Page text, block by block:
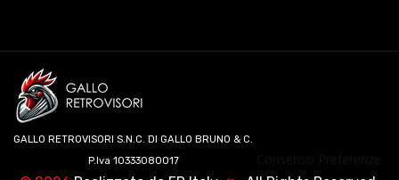
GALLO RETROVISORI S.N.C. DI GALLO BRUNO & C.
P.Iva 10333080017